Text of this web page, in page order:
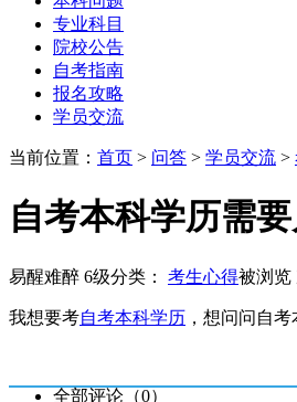
专业科目
院校公告
自考指南
报名攻略
学员交流
当前位置： 首页 > 问答 > 学员交流 >
自考本科学历需要
易醒难醉 6级分类： 考生心得被浏览
我想要考自考本科学历 ，想问问自
全部评论（0）